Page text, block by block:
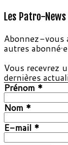
Les Patro-
Abonnez-vous
autres
Vous recevrez
dernières
Prénom *
Nom *
E-mail *